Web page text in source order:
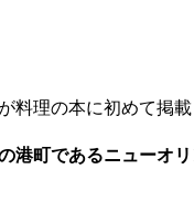
料理の本に初めて掲
港町であるニューオ